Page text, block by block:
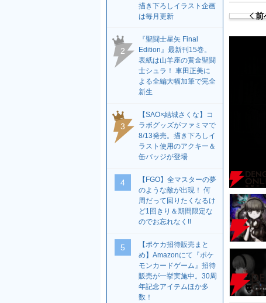
前
描き下ろしイラスト企画
は毎月更新
2
『聖闘士星矢 Final
Edition』最新刊15巻。
表紙は山羊座の黄金聖闘
士シュラ！ 車田正美に
よる全編大幅加筆で完全
新生
3
【SAO×結城さくな】コ
ラボグッズがファミマで
8/13発売。描き下ろしイ
ラスト使用のアクキー＆
缶バッジが登場
4
【FGO】全マスターの夢
のような敵が出現！ 何
周だって回りたくなるけ
ど1回きり＆期間限定な
のでお忘れなく!!
5
【ポケカ招待販売まと
め】Amazonにて『ポケ
モンカードゲーム』招待
販売が一挙実施中。30周
年記念アイテムほか多
数！